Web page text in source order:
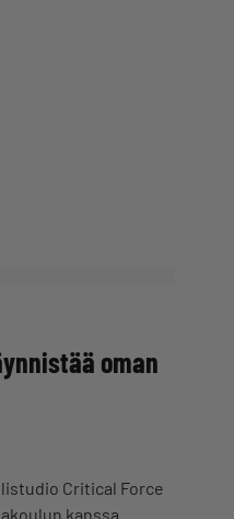
oman
Critical Force
kanssa.